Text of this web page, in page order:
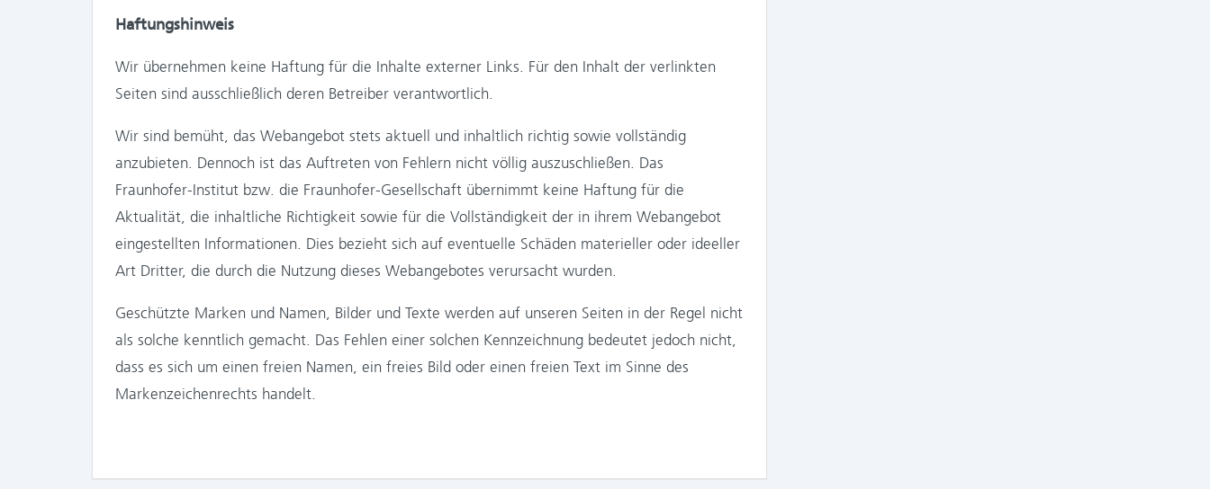
Haftungshinweis
Wir übernehmen keine Haftung für die Inhalte externer Links. Für den Inhalt der verlinkten
Seiten sind ausschließlich deren Betreiber verantwortlich.
Wir sind bemüht, das Webangebot stets aktuell und inhaltlich richtig sowie vollständig
anzubieten. Dennoch ist das Auftreten von Fehlern nicht völlig auszuschließen. Das
Fraunhofer-Institut bzw. die Fraunhofer-Gesellschaft übernimmt keine Haftung für die
Aktualität, die inhaltliche Richtigkeit sowie für die Vollständigkeit der in ihrem Webangebot
eingestellten Informationen. Dies bezieht sich auf eventuelle Schäden materieller oder ideeller
Art Dritter, die durch die Nutzung dieses Webangebotes verursacht wurden.
Geschützte Marken und Namen, Bilder und Texte werden auf unseren Seiten in der Regel nicht
als solche kenntlich gemacht. Das Fehlen einer solchen Kennzeichnung bedeutet jedoch nicht,
dass es sich um einen freien Namen, ein freies Bild oder einen freien Text im Sinne des
Markenzeichenrechts handelt.